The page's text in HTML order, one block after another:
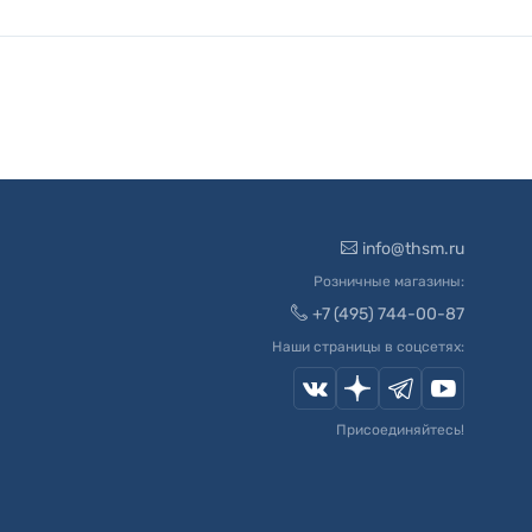
info@thsm.ru
Розничные магазины:
+7 (495) 744-00-87
Наши страницы в соцсетях:
Присоединяйтесь!